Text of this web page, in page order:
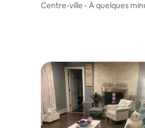
Centre-ville - À quelques